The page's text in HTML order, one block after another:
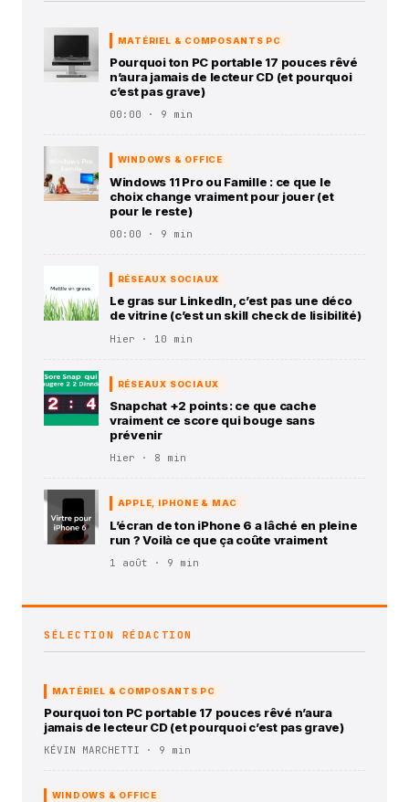
MATÉRIEL & COMPOSANTS PC
Pourquoi ton PC portable 17 pouces rêvé
n’aura jamais de lecteur CD (et pourquoi
c’est pas grave)
00:00 · 9 min
WINDOWS & OFFICE
Windows 11 Pro ou Famille : ce que le
choix change vraiment pour jouer (et
pour le reste)
00:00 · 9 min
RÉSEAUX SOCIAUX
Le gras sur LinkedIn, c’est pas une déco
de vitrine (c’est un skill check de lisibilité)
Hier · 10 min
RÉSEAUX SOCIAUX
Snapchat +2 points : ce que cache
vraiment ce score qui bouge sans
prévenir
Hier · 8 min
APPLE, IPHONE & MAC
L’écran de ton iPhone 6 a lâché en pleine
run ? Voilà ce que ça coûte vraiment
1 août · 9 min
SÉLECTION RÉDACTION
MATÉRIEL & COMPOSANTS PC
Pourquoi ton PC portable 17 pouces rêvé n’aura
jamais de lecteur CD (et pourquoi c’est pas grave)
KÉVIN MARCHETTI · 9 min
WINDOWS & OFFICE